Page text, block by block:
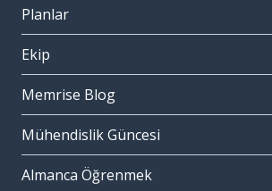
Planlar
Ekip
Memrise Blog
Mühendislik Güncesi
Almanca Öğrenmek